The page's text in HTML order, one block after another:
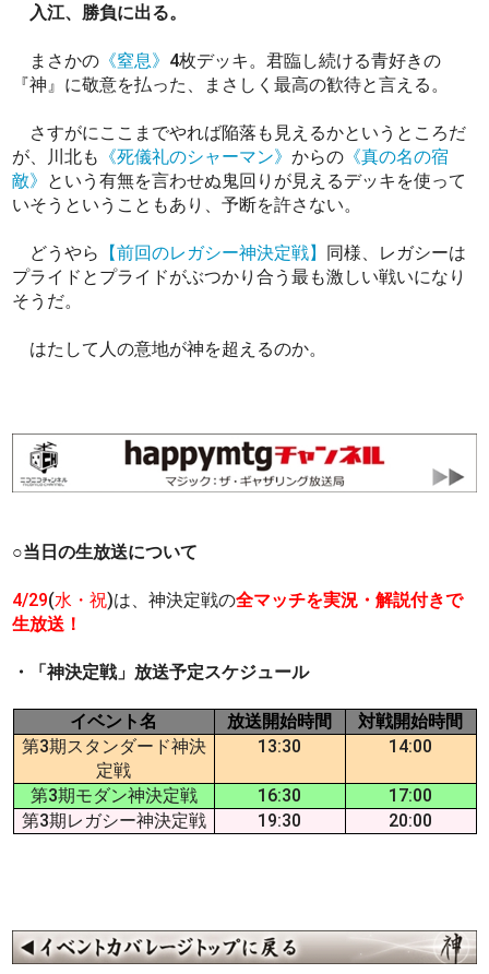
入江、勝負に出る。
まさかの 《窒息》 4枚デッキ。君臨し続ける青好きの
『神』に敬意を払った、まさしく最高の歓待と言える。
さすがにここまでやれば陥落も見えるかというところだ
が、川北も 《死儀礼のシャーマン》からの 《真の名の宿
敵》 という有無を言わせぬ鬼回りが見えるデッキを使って
いそうということもあり、予断を許さない。
どうやら 【前回のレガシー神決定戦】 同様、レガシーは
プライドとプライドがぶつかり合う最も激しい戦いになり
そうだ。
はたして人の意地が神を超えるのか。
○当日の生放送について
4/29(水・祝)は、神決定戦の全マッチを実況・解説付きで
生放送！
・「神決定戦」放送予定スケジュール
イベント名 放送開始時間
対戦開始時間
第3期スタンダード神決
定戦
13:30 14:00
第3期モダン神決定戦 16:30
17:00
第3期レガシー神決定戦
19:30 20:00